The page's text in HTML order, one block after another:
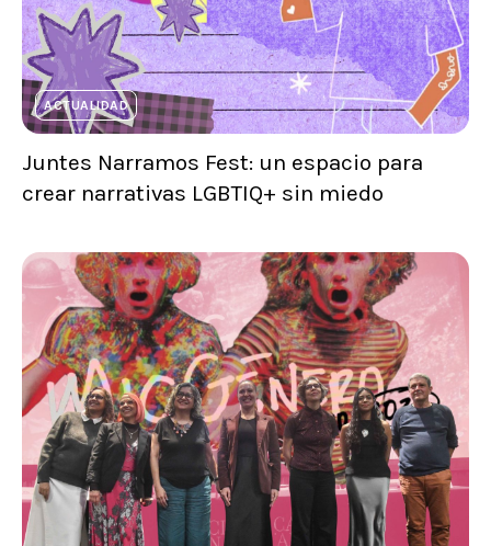
ACTUALIDAD
Juntes Narramos Fest: un espacio para
crear narrativas LGBTIQ+ sin miedo